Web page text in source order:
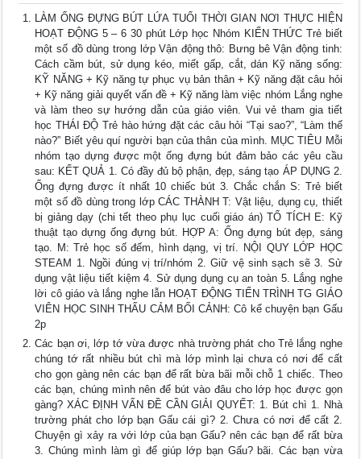
LÀM ỐNG ĐỰNG BÚT LỨA TUỔI THỜI GIAN NƠI THỰC HIỆN
HOẠT ĐỘNG 5 – 6 30 phút Lớp học Nhóm KIẾN THỨC Trẻ biết
một số đồ dùng trong lớp Vận động thô: Bưng bê Vận động tinh:
Cách cầm bút, sử dụng kéo, miết gấp, cắt, dán Kỹ năng sống:
KỸ NĂNG + Kỹ năng tự phục vụ bản thân + Kỹ năng đặt câu hỏi
+ Kỹ năng giải quyết vấn đề + Kỹ năng làm việc nhóm Lắng nghe
và làm theo sự hướng dẫn của giáo viên. Vui vẻ tham gia tiết
học THÁI ĐỘ Trẻ hào hứng đặt các câu hỏi “Tại sao?”, “Làm thế
nào?” Biết yêu quí người bạn của thân của mình. MỤC TIÊU Mỗi
nhóm tạo dựng được một ống đựng bút đảm bảo các yêu cầu
sau: KẾT QUẢ 1. Có đầy đủ bộ phận, đẹp, sáng tạo ÁP DỤNG 2.
Ống đựng được ít nhất 10 chiếc bút 3. Chắc chắn S: Trẻ biết
một số đồ dùng trong lớp CÁC THÀNH T: Vật liệu, dụng cụ, thiết
bị giảng dạy (chi tết theo phụ lục cuối giáo án) TỐ TÍCH E: Kỹ
thuật tạo dựng ống đựng bút. HỢP A: Ống đựng bút đẹp, sáng
tạo. M: Trẻ học số đếm, hình dạng, vị trí. NỘI QUY LỚP HỌC
STEAM 1. Ngồi đúng vị trí/nhóm 2. Giữ vệ sinh sạch sẽ 3. Sử
dụng vật liệu tiết kiệm 4. Sử dụng dụng cụ an toàn 5. Lắng nghe
lời cô giáo và lắng nghe lẫn HOẠT ĐỘNG TIẾN TRÌNH TG GIÁO
VIÊN HỌC SINH THẤU CẢM BỐI CẢNH: Cô kể chuyện bạn Gấu
2p
Các bạn ơi, lớp tớ vừa được nhà trường phát cho Trẻ lắng nghe
chúng tớ rất nhiều bút chì mà lớp mình lại chưa có nơi để cất
cho gọn gàng nên các bạn để rất bừa bãi mỗi chỗ 1 chiếc. Theo
các bạn, chúng mình nên để bút vào đâu cho lớp học được gọn
gàng? XÁC ĐỊNH VẤN ĐỀ CẦN GIẢI QUYẾT: 1. Bút chì 1. Nhà
trường phát cho lớp bạn Gấu cái gì? 2. Chưa có nơi để cất 2.
Chuyện gì xảy ra với lớp của bạn Gấu? nên các bạn để rất bừa
3. Chúng mình làm gì để giúp lớp bạn Gấu? bãi. Các bạn vừa